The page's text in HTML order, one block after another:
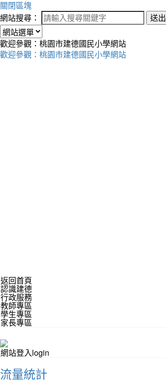
關閉區塊
網站搜尋：
送
歡迎參觀：桃園市建德國民小學網站
歡迎參觀：桃園市建德國民小學網站
返回首頁
認識建德
行政服務
教師專區
學生專區
家長專區
網站登入login
流量統計